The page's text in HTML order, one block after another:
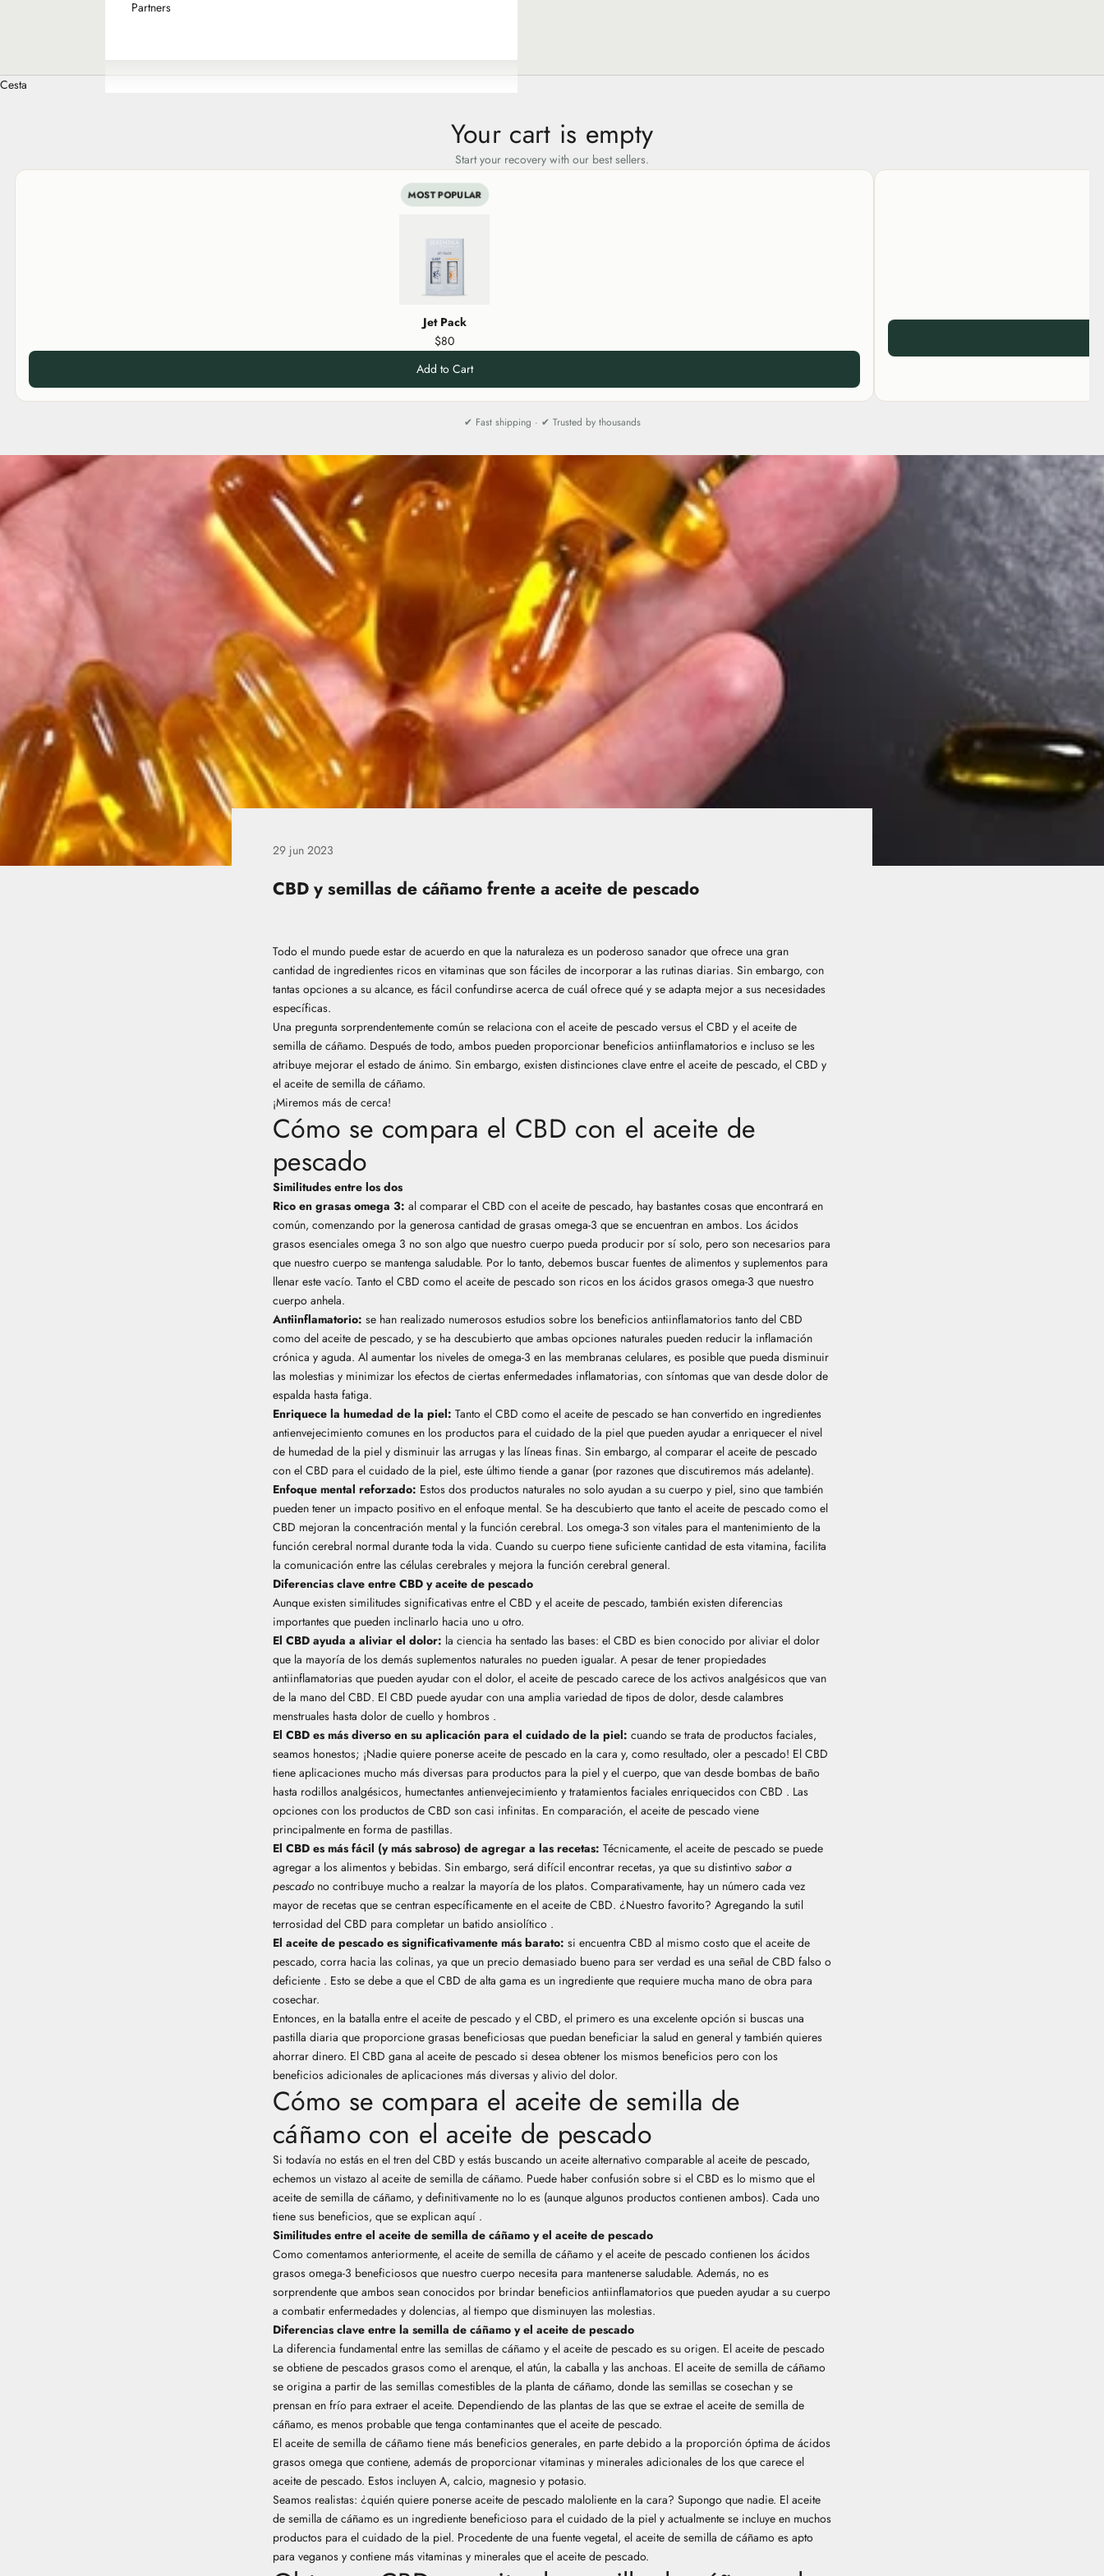
Partners
Cesta
Your cart is empty
Start your recovery with our best sellers.
MOST POPULAR
Jet Pack
$80
Add to Cart
✔ Fast shipping · ✔ Trusted by thousands
29 jun 2023
CBD y semillas de cáñamo frente a aceite de pescado
Todo el mundo puede estar de acuerdo en que la naturaleza es un poderoso sanador que ofrece una gran
cantidad de ingredientes ricos en vitaminas que son fáciles de incorporar a las rutinas diarias. Sin embargo, con
tantas opciones a su alcance, es fácil confundirse acerca de cuál ofrece qué y se adapta mejor a sus necesidades
específicas.
Una pregunta sorprendentemente común se relaciona con el aceite de pescado versus el CBD y el aceite de
semilla de cáñamo. Después de todo, ambos pueden proporcionar beneficios antiinflamatorios e incluso se les
atribuye mejorar el estado de ánimo. Sin embargo, existen distinciones clave entre el aceite de pescado, el CBD y
el aceite de semilla de cáñamo.
¡Miremos más de cerca!
Cómo se compara el CBD con el aceite de
pescado
Similitudes entre los dos
Rico en grasas omega 3: al comparar el CBD con el aceite de pescado, hay bastantes cosas que encontrará en
común, comenzando por la generosa cantidad de grasas omega-3 que se encuentran en ambos. Los ácidos
grasos esenciales omega 3 no son algo que nuestro cuerpo pueda producir por sí solo, pero son necesarios para
que nuestro cuerpo se mantenga saludable. Por lo tanto, debemos buscar fuentes de alimentos y suplementos para
llenar este vacío. Tanto el CBD como el aceite de pescado son ricos en los ácidos grasos omega-3 que nuestro
cuerpo anhela.
Antiinflamatorio: se han realizado numerosos estudios sobre los beneficios antiinflamatorios tanto del CBD
como del aceite de pescado, y se ha descubierto que ambas opciones naturales pueden reducir la inflamación
crónica y aguda. Al aumentar los niveles de omega-3 en las membranas celulares, es posible que pueda disminuir
las molestias y minimizar los efectos de ciertas enfermedades inflamatorias, con síntomas que van desde dolor de
espalda hasta fatiga.
Enriquece la humedad de la piel: Tanto el CBD como el aceite de pescado se han convertido en ingredientes
antienvejecimiento comunes en los productos para el cuidado de la piel que pueden ayudar a enriquecer el nivel
de humedad de la piel y disminuir las arrugas y las líneas finas. Sin embargo, al comparar el aceite de pescado
con el CBD para el cuidado de la piel, este último tiende a ganar (por razones que discutiremos más adelante).
Enfoque mental reforzado: Estos dos productos naturales no solo ayudan a su cuerpo y piel, sino que también
pueden tener un impacto positivo en el enfoque mental. Se ha descubierto que tanto el aceite de pescado como el
CBD mejoran la concentración mental y la función cerebral. Los omega-3 son vitales para el mantenimiento de la
función cerebral normal durante toda la vida. Cuando su cuerpo tiene suficiente cantidad de esta vitamina, facilita
la comunicación entre las células cerebrales y mejora la función cerebral general.
Diferencias clave entre CBD y aceite de pescado
Aunque existen similitudes significativas entre el CBD y el aceite de pescado, también existen diferencias
importantes que pueden inclinarlo hacia uno u otro.
El CBD ayuda a aliviar el dolor: la ciencia ha sentado las bases: el CBD es bien conocido por aliviar el dolor
que la mayoría de los demás suplementos naturales no pueden igualar. A pesar de tener propiedades
antiinflamatorias que pueden ayudar con el dolor, el aceite de pescado carece de los activos analgésicos que van
de la mano del CBD. El CBD puede ayudar con una amplia variedad de tipos de dolor, desde calambres
menstruales hasta dolor de cuello y hombros .
El CBD es más diverso en su aplicación para el cuidado de la piel: cuando se trata de productos faciales,
seamos honestos; ¡Nadie quiere ponerse aceite de pescado en la cara y, como resultado, oler a pescado! El CBD
tiene aplicaciones mucho más diversas para productos para la piel y el cuerpo, que van desde bombas de baño
hasta rodillos analgésicos, humectantes antienvejecimiento y tratamientos faciales enriquecidos con CBD . Las
opciones con los productos de CBD son casi infinitas. En comparación, el aceite de pescado viene
principalmente en forma de pastillas.
El CBD es más fácil (y más sabroso) de agregar a las recetas: Técnicamente, el aceite de pescado se puede
agregar a los alimentos y bebidas. Sin embargo, será difícil encontrar recetas, ya que su distintivo sabor a
pescadono contribuye mucho a realzar la mayoría de los platos. Comparativamente, hay un número cada vez
mayor de recetas que se centran específicamente en el aceite de CBD. ¿Nuestro favorito? Agregando la sutil
terrosidad del CBD para completar un batido ansiolítico .
El aceite de pescado es significativamente más barato: si encuentra CBD al mismo costo que el aceite de
pescado, corra hacia las colinas, ya que un precio demasiado bueno para ser verdad es una señal de CBD falso o
deficiente . Esto se debe a que el CBD de alta gama es un ingrediente que requiere mucha mano de obra para
cosechar.
Entonces, en la batalla entre el aceite de pescado y el CBD, el primero es una excelente opción si buscas una
pastilla diaria que proporcione grasas beneficiosas que puedan beneficiar la salud en general y también quieres
ahorrar dinero. El CBD gana al aceite de pescado si desea obtener los mismos beneficios pero con los
beneficios adicionales de aplicaciones más diversas y alivio del dolor.
Cómo se compara el aceite de semilla de
cáñamo con el aceite de pescado
Si todavía no estás en el tren del CBD y estás buscando un aceite alternativo comparable al aceite de pescado,
echemos un vistazo al aceite de semilla de cáñamo. Puede haber confusión sobre si el CBD es lo mismo que el
aceite de semilla de cáñamo, y definitivamente no lo es (aunque algunos productos contienen ambos). Cada uno
tiene sus beneficios, que se explican aquí .
Similitudes entre el aceite de semilla de cáñamo y el aceite de pescado
Como comentamos anteriormente, el aceite de semilla de cáñamo y el aceite de pescado contienen los ácidos
grasos omega-3 beneficiosos que nuestro cuerpo necesita para mantenerse saludable. Además, no es
sorprendente que ambos sean conocidos por brindar beneficios antiinflamatorios que pueden ayudar a su cuerpo
a combatir enfermedades y dolencias, al tiempo que disminuyen las molestias.
Diferencias clave entre la semilla de cáñamo y el aceite de pescado
La diferencia fundamental entre las semillas de cáñamo y el aceite de pescado es su origen. El aceite de pescado
se obtiene de pescados grasos como el arenque, el atún, la caballa y las anchoas. El aceite de semilla de cáñamo
se origina a partir de las semillas comestibles de la planta de cáñamo, donde las semillas se cosechan y se
prensan en frío para extraer el aceite. Dependiendo de las plantas de las que se extrae el aceite de semilla de
cáñamo, es menos probable que tenga contaminantes que el aceite de pescado.
El aceite de semilla de cáñamo tiene más beneficios generales, en parte debido a la proporción óptima de ácidos
grasos omega que contiene, además de proporcionar vitaminas y minerales adicionales de los que carece el
aceite de pescado. Estos incluyen A, calcio, magnesio y potasio.
Seamos realistas: ¿quién quiere ponerse aceite de pescado maloliente en la cara? Supongo que nadie. El aceite
de semilla de cáñamo es un ingrediente beneficioso para el cuidado de la piel y actualmente se incluye en muchos
productos para el cuidado de la piel. Procedente de una fuente vegetal, el aceite de semilla de cáñamo es apto
para veganos y contiene más vitaminas y minerales que el aceite de pescado.